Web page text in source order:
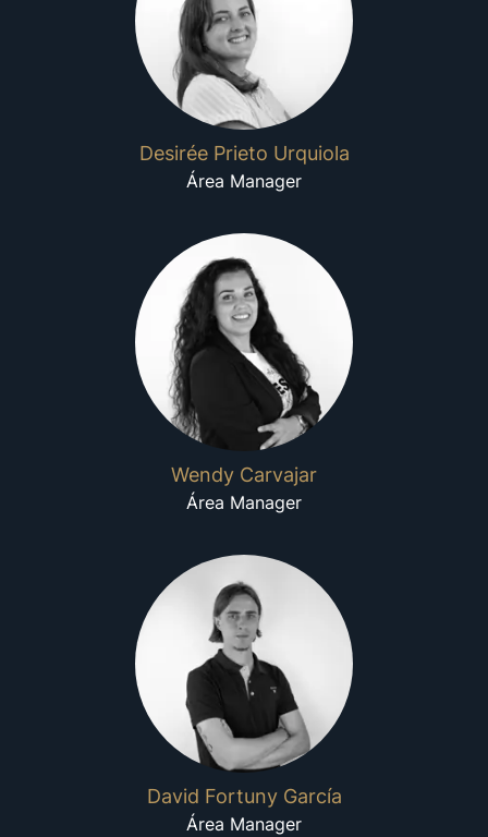
Desirée Prieto Urquiola
Área Manager
Wendy Carvajar
Área Manager
David Fortuny García
Área Manager